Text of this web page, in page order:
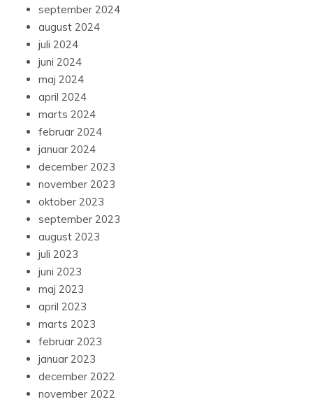
september 2024
august 2024
juli 2024
juni 2024
maj 2024
april 2024
marts 2024
februar 2024
januar 2024
december 2023
november 2023
oktober 2023
september 2023
august 2023
juli 2023
juni 2023
maj 2023
april 2023
marts 2023
februar 2023
januar 2023
december 2022
november 2022